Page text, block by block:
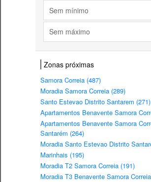
Sem mínimo
Sem máximo
Zonas próximas
Samora Correia (487)
Moradia Samora Correia (289)
Santo Estevao Distrito Santarem (271)
Apartamentos Benavente Samora
Apartamentos Benavente Samora
Santarém (264)
Moradia Santo Estevao Distrito
Marinhais (195)
Moradia T2 Samora Correia (191)
Moradia T3 Benavente Samora